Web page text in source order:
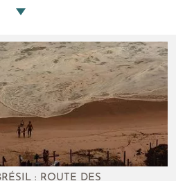
dans le regard. Du charme urbain
: ROUTE DES